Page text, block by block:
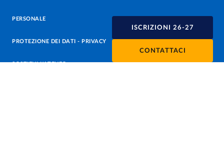
ISCRIZIONI 26-27
CONTATTACI
PERSONALE
PROTEZIONE DEI DATI - PRIVACY
SOSTIENI L'ATENEO